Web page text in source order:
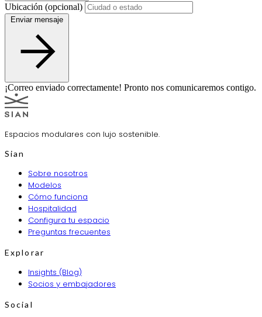
Ubicación (opcional)
¡Correo enviado correctamente! Pronto nos comunicaremos contigo.
Espacios modulares con lujo sostenible.
Sian
Sobre nosotros
Modelos
Cómo funciona
Hospitalidad
Configura tu espacio
Preguntas frecuentes
Explorar
Insights (Blog)
Socios y embajadores
Social